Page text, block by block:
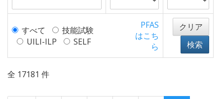
すべて
技能試験
UILI-ILP
SELF
PFAS
はこち
ら
クリア
検索
全 17181 件